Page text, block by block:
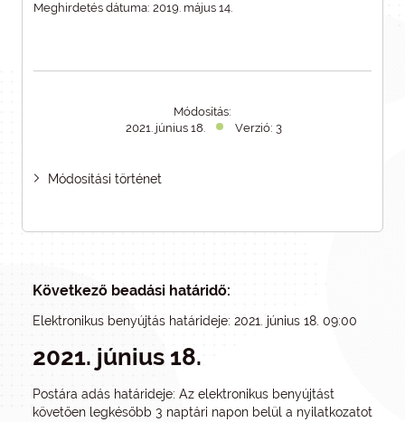
Meghirdetés dátuma: 2019. május 14.
Módosítás:
2021. június 18.
Verzió: 3
Módosítási történet
Következő beadási határidő:
Elektronikus benyújtás határideje: 2021. június 18. 09:00
2021. június 18.
Postára adás határideje: Az elektronikus benyújtást
követően legkésőbb 3 naptári napon belül a nyilatkozatot